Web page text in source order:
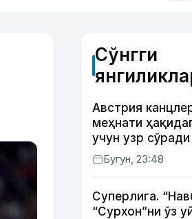
Сўнгги
Австрия
меҳнати
учун узр сўради
Бугун, 23:48
Суперлига.
“Сурхон”ни ўз